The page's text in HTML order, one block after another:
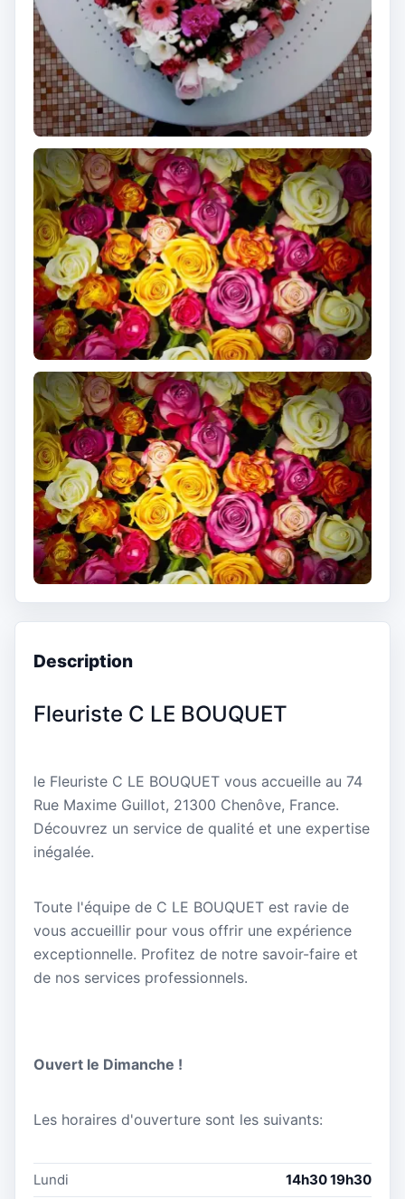
Description
Fleuriste C LE BOUQUET
le Fleuriste C LE BOUQUET vous accueille au 74
Rue Maxime Guillot, 21300 Chenôve, France.
Découvrez un service de qualité et une expertise
inégalée.
Toute l'équipe de C LE BOUQUET est ravie de
vous accueillir pour vous offrir une expérience
exceptionnelle. Profitez de notre savoir-faire et
de nos services professionnels.
Ouvert le Dimanche !
Les horaires d'ouverture sont les suivants:
Lundi 14h30 19h30